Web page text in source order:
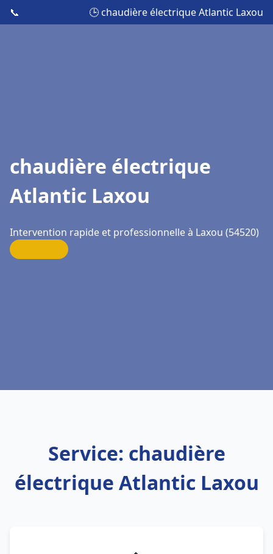
📞 🕒 chaudière électrique Atlantic Laxou
chaudière électrique
Atlantic Laxou
Intervention rapide et professionnelle à Laxou (54520)
Service: chaudière
électrique Atlantic Laxou